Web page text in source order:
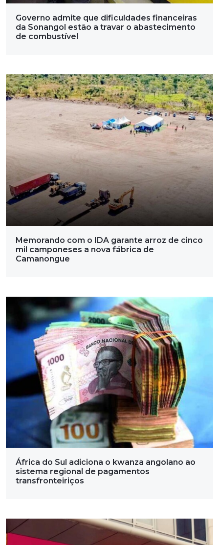
Governo admite que dificuldades financeiras
da Sonangol estão a travar o abastecimento
de combustível
Memorando com o IDA garante arroz de cinco
mil camponeses a nova fábrica de
Camanongue
África do Sul adiciona o kwanza angolano ao
sistema regional de pagamentos
transfronteiriços